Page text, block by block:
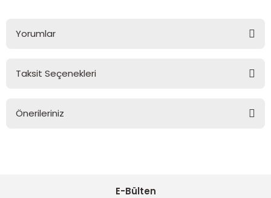
Yorumlar
Bu ürüne ilk yorumu siz yapın!
Taksit Seçenekleri
Önerileriniz
E-Bülten